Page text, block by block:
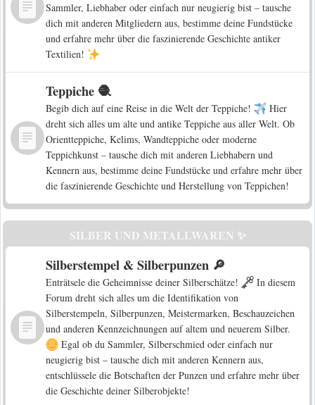
Sammler, Liebhaber oder einfach nur neugierig bist – tausche
dich mit anderen Mitgliedern aus, bestimme deine Fundstücke
und erfahre mehr über die faszinierende Geschichte antiker
Textilien!
Teppiche 🧶
Begib dich auf eine Reise in die Welt der Teppiche!
Hier
dreht sich alles um alte und antike Teppiche aus aller Welt. Ob
Orientteppiche, Kelims, Wandteppiche oder moderne
Teppichkunst – tausche dich mit anderen Liebhabern und
Kennern aus, bestimme deine Fundstücke und erfahre mehr über
die faszinierende Geschichte und Herstellung von Teppichen!
SILBER UND METALLWAREN ✨
Silberstempel & Silberpunzen 🔎
Enträtsele die Geheimnisse deiner Silberschätze!
In diesem
Forum dreht sich alles um die Identifikation von
Silberstempeln, Silberpunzen, Meistermarken, Beschauzeichen
und anderen Kennzeichnungen auf altem und neuerem Silber.
Egal ob du Sammler, Silberschmied oder einfach nur
neugierig bist – tausche dich mit anderen Kennern aus,
entschlüssele die Botschaften der Punzen und erfahre mehr über
die Geschichte deiner Silberobjekte!